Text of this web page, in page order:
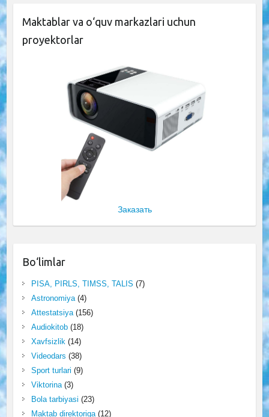
Maktablar va o‘quv markazlari uchun
proyektorlar
Заказать
Bo‘limlar
PISA, PIRLS, TIMSS, TALIS (7)
Astronomiya(4)
Attestatsiya(156)
Audiokitob(18)
Xavfsizlik(14)
Videodars (38)
Sport turlari (9)
Viktorina(3)
Bola tarbiyasi (23)
Maktab direktoriga(12)